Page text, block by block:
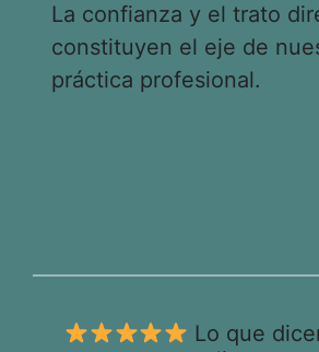
La confianza y el trato
constituyen el eje de
práctica profesional.
Lo que